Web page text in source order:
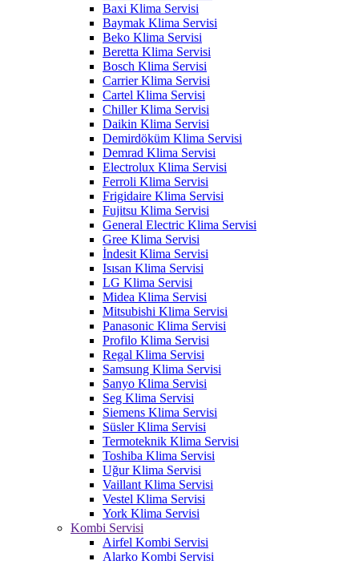
Baxi Klima Servisi
Baymak Klima Servisi
Beko Klima Servisi
Beretta Klima Servisi
Bosch Klima Servisi
Carrier Klima Servisi
Cartel Klima Servisi
Chiller Klima Servisi
Daikin Klima Servisi
Demirdöküm Klima Servisi
Demrad Klima Servisi
Electrolux Klima Servisi
Ferroli Klima Servisi
Frigidaire Klima Servisi
Fujitsu Klima Servisi
General Electric Klima Servisi
Gree Klima Servisi
İndesit Klima Servisi
Isısan Klima Servisi
LG Klima Servisi
Midea Klima Servisi
Mitsubishi Klima Servisi
Panasonic Klima Servisi
Profilo Klima Servisi
Regal Klima Servisi
Samsung Klima Servisi
Sanyo Klima Servisi
Seg Klima Servisi
Siemens Klima Servisi
Süsler Klima Servisi
Termoteknik Klima Servisi
Toshiba Klima Servisi
Uğur Klima Servisi
Vaillant Klima Servisi
Vestel Klima Servisi
York Klima Servisi
Kombi Servisi
Airfel Kombi Servisi
Alarko Kombi Servisi